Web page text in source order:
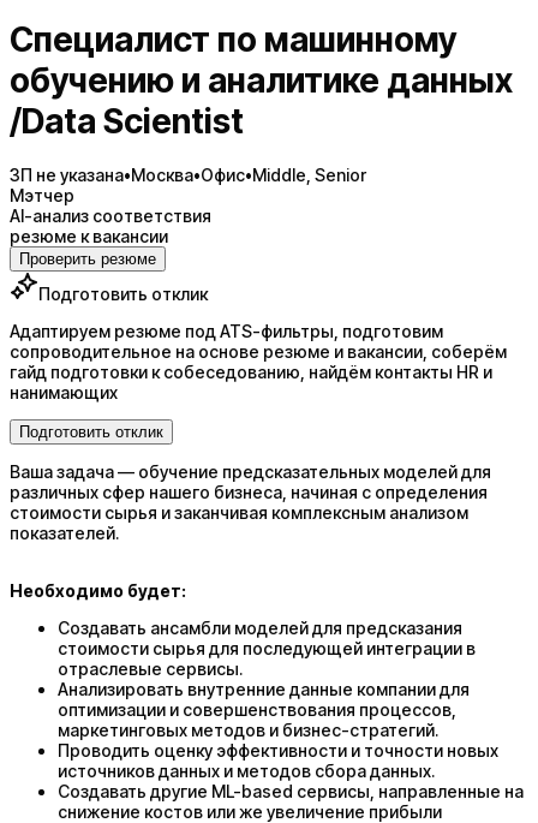
Специалист по машинному
обучению и аналитике данных
/Data Scientist
ЗП не указана•Москва•Офис•Middle, Senior
Мэтчер
AI-анализ соответствия
резюме к вакансии
Проверить резюме
Подготовить отклик
Адаптируем резюме под ATS-фильтры, подготовим
сопроводительное на основе резюме и вакансии, соберём
гайд подготовки к собеседованию, найдём контакты HR и
нанимающих
Подготовить отклик
Ваша задача — обучение предсказательных моделей для
различных сфер нашего бизнеса, начиная с определения
стоимости сырья и заканчивая комплексным анализом
показателей.
Необходимо будет:
Создавать ансамбли моделей для предсказания
стоимости сырья для последующей интеграции в
отраслевые сервисы.
Анализировать внутренние данные компании для
оптимизации и совершенствования процессов,
маркетинговых методов и бизнес-стратегий.
Проводить оценку эффективности и точности новых
источников данных и методов сбора данных.
Создавать другие ML-based сервисы, направленные на
снижение костов или же увеличение прибыли